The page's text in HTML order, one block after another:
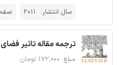
سال انتشار:
2011
ترجمه مقاله تاثیر
مبلغ: ۱۷۲,۰۰۰ تومان